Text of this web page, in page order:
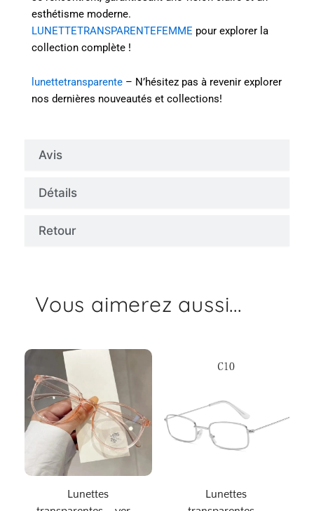
Avis
Détails
Retour
esthétisme moderne.
LUNETTETRANSPARENTEFEMME pour explorer la
collection complète !
lunettetransparente – N’hésitez pas à revenir explorer
nos dernières nouveautés et collections!
Vous aimerez aussi...
Lunettes
Lunettes